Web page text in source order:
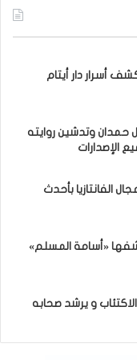
أسرار دار أيتام
وتدشين روايته
الفانتازيا بأحدث
«أسامة المسلم»
و يرشد صحابه